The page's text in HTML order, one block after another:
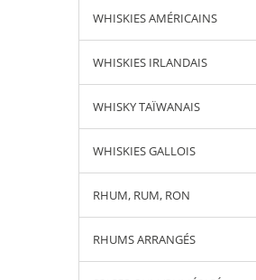
WHISKIES AMÉRICAINS
WHISKIES IRLANDAIS
WHISKY TAÏWANAIS
WHISKIES GALLOIS
RHUM, RUM, RON
RHUMS ARRANGÉS